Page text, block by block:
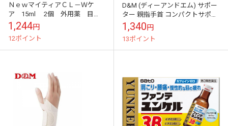
ＮｅｗマイティアＣＬ－Ｗケ
ア 15ml 2個 外用薬 目
薬 医薬品 医薬部外品
1,244円
12ポイント
D&M (ディーアンドエム) サポー
ター 親指手首 コンパクトサポー
ター 左右兼用 M ベージュ 医
療用品
1,340円
13ポイント